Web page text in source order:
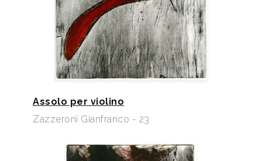
Assolo per violino
Zazzeroni Gianfranco - 23